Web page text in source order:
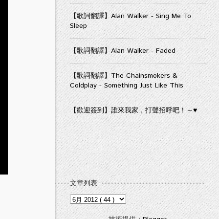
【歌詞翻譯】Alan Walker - Sing Me To
Sleep
【歌詞翻譯】Alan Walker - Faded
【歌詞翻譯】The Chainsmokers &
Coldplay - Something Just Like This
【歡迎簽到】誰來我家，打聲招呼吧！～♥
文章列表